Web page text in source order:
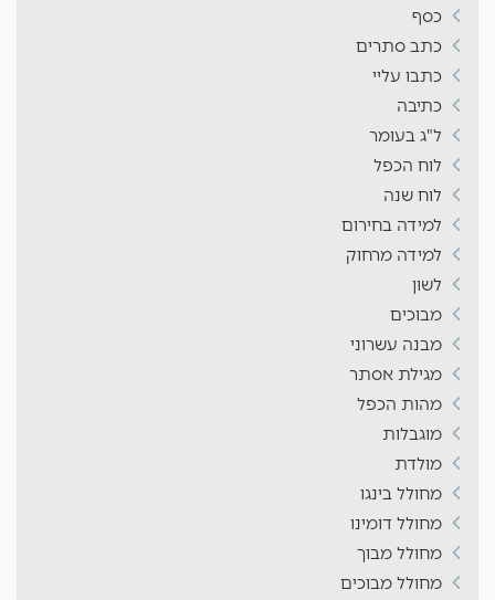
כסף
כתב סתרים
כתבו עליי
כתיבה
ל"ג בעומר
לוח הכפל
לוח שנה
למידה בחירום
למידה מרחוק
לשון
מבוכים
מבנה עשרוני
מגילת אסתר
מהות הכפל
מוגבלות
מולדת
מחולל בינגו
מחולל דומינו
מחולל מבוך
מחולל מבוכים